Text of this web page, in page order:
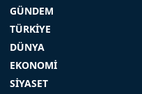
GÜNDEM
TÜRKİYE
DÜNYA
EKONOMİ
SİYASET